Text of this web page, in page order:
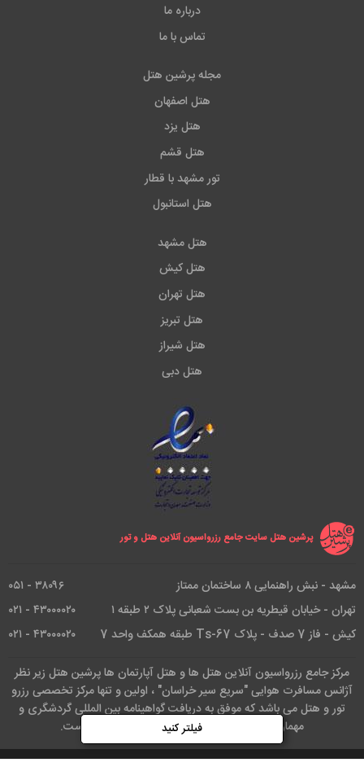
فیلتر کنید
درباره ما
تماس با ما
مجله پرشین هتل
هتل اصفهان
هتل یزد
هتل قشم
تور مشهد با قطار
هتل استانبول
هتل مشهد
هتل کیش
هتل تهران
هتل تبریز
هتل شیراز
هتل دبی
پرشین هتل سایت جامع رزرواسیون آنلاین هتل و تور
مشهد - نبش راهنمایی ۸ ساختمان ممتاز
۳۸۰۹۶ - ۰۵۱
تهران - خیابان قیطریه بن بست شعبانی پلاک ۲ طبقه ۱
۴۳۰۰۰۰۲۰ - ۰۲۱
کیش - فاز 7 صدف - پلاک Ts-67 طبقه همکف واحد 7
۴۳۰۰۰۰۲۰ - ۰۲۱
مرکز جامع رزرواسیون آنلاین هتل ها و هتل آپارتمان ها پرشین هتل زیر نظر
آژانس مسافرت هوایی "سریع سیر خراسان" ، اولین و تنها مرکز تخصصی رزرو
تور و هتل می باشد که موفق به دریافت گواهینامه بین المللی گردشگری و
مهمان نوازی از انجمن گردشگری صلح آسیا شده است.